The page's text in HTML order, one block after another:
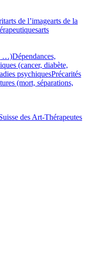
arts de l’imagearts de la
arts
…)Dépendances,
(cancer, diabète,
psychiquesPrécarités
(mort, séparations,